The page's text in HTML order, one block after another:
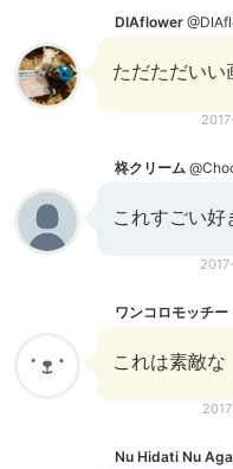
DIAflower
ただただいい
柊クリーム
これすごい
ワンコロモッチー
これは素敵な
Nu Hidati Nu Aga